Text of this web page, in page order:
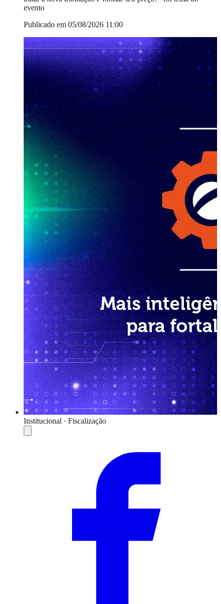
evento
Publicado em 05/08/2026 11:00
Institucional · Fiscalização
Compartilhar